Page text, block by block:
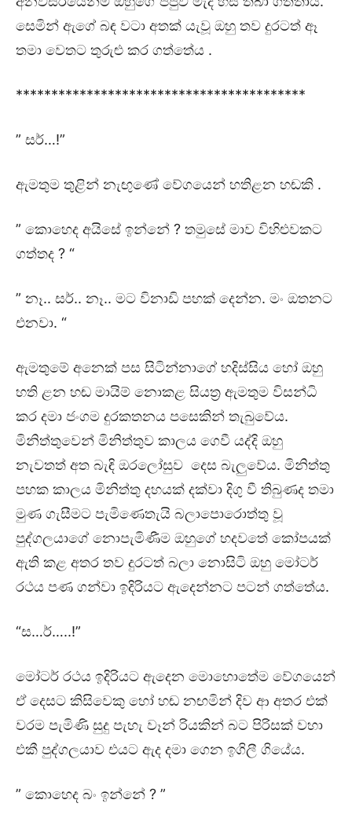
සෙමින් ඇගේ බඳ වටා අතක් යැවූ ඔහු තව දුරටත් ඈ
තමා වෙතට තුරුළු කර ගත්තේය .
*****************************************
” සර්…!”
ඇමතුම තුළින් නැඟුණේ වේගයෙන් හතිළන හඬකි .
” කොහෙද අයිසේ ඉන්නේ ? තමුසේ මාව විහිළුවකට
ගත්තද ? “
” නෑ.. සර්.. නෑ.. මට විනාඩි පහක් දෙන්න. මං ඔතනට
එනවා. “
ඇමතුමේ අනෙක් පස සිටින්නාගේ හදිස්සිය හෝ ඔහු
හති ළන හඬ මායිම් නොකළ සියත්‍ර ඇමතුම විසන්ධි
කර දමා ජංගම දුරකතනය පසෙකින් තැබුවේය.
මිනිත්තුවෙන් මිනිත්තුව කාලය ගෙවී යද්දි ඔහු
නැවතත් අත බැඳි ඔරලෝසුව දෙස බැලුවේය. මිනිත්තු
පහක කාලය මිනිත්තු දහයක් දක්වා දිගු වී තිබුණද තමා
මුණ ගැසීමට පැමිණෙතැයි බලාපොරොත්තු වූ
පුද්ගලයාගේ නොපැමිණීම ඔහුගේ හදවතේ කෝපයක්
ඇති කළ අතර තව දුරටත් බලා නොසිටි ඔහු මෝටර්
රථය පණ ගන්වා ඉදිරියට ඇදෙන්නට පටන් ගත්තේය.
“ස…ර්…..!”
මෝටර් රථය ඉදිරියට ඇදෙන මොහොතේම වේගයෙන්
ඒ දෙසට කිසිවෙකු හෝ හඬ නඟමින් දිව ආ අතර එක්
වරම පැමිණි සුදු පැහැ වෑන් රියකින් බට පිරිසක් වහා
එකී පුද්ගලයාව එයට ඇද දමා ගෙන ඉගිලී ගියේය.
” කොහෙද බං ඉන්නේ ? ”